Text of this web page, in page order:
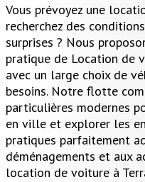
Vous prévoyez une
recherchez des
surprises ? Nous
pratique de Location de
avec un large choix de
besoins. Notre flotte
particulières modernes
en ville et explorer les
pratiques parfaitement
déménagements et aux
location de voiture à